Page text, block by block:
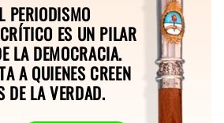
PERIODISMO
ES UN PILAR
LA DEMOCRACIA.
A QUIENES CREEN
DE LA VERDAD.